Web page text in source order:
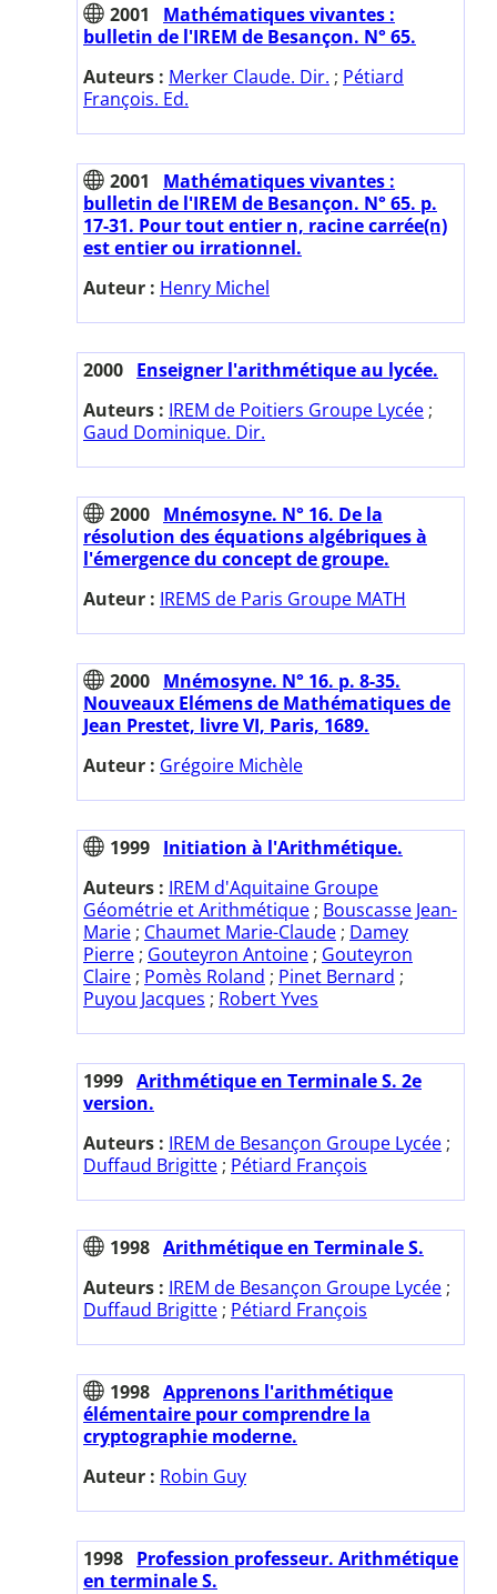
2001
Mathématiques vivantes :
bulletin de l'IREM de Besançon. N° 65.
Auteurs : Merker Claude. Dir. ; Pétiard
François. Ed.
2001
Mathématiques vivantes :
bulletin de l'IREM de Besançon. N° 65. p.
17-31. Pour tout entier n, racine carrée(n)
est entier ou irrationnel.
Auteur : Henry Michel
2000 Enseigner l'arithmétique au lycée.
Auteurs : IREM de Poitiers Groupe Lycée ;
Gaud Dominique. Dir.
2000 Mnémosyne. N° 16. De la
résolution des équations algébriques à
l'émergence du concept de groupe.
Auteur : IREMS de Paris Groupe MATH
2000 Mnémosyne. N° 16. p. 8-35.
Nouveaux Elémens de Mathématiques de
Jean Prestet, livre VI, Paris, 1689.
Auteur : Grégoire Michèle
1999 Initiation à l'Arithmétique.
Auteurs : IREM d'Aquitaine Groupe
Géométrie et Arithmétique ; Bouscasse Jean-
Marie ; Chaumet Marie-Claude ; Damey
Pierre ; Gouteyron Antoine ; Gouteyron
Claire ; Pomès Roland ; Pinet Bernard ;
Puyou Jacques ; Robert Yves
1999 Arithmétique en Terminale S. 2e
version.
Auteurs : IREM de Besançon Groupe Lycée ;
Duffaud Brigitte ; Pétiard François
1998 Arithmétique en Terminale S.
Auteurs : IREM de Besançon Groupe Lycée ;
Duffaud Brigitte ; Pétiard François
1998 Apprenons l'arithmétique
élémentaire pour comprendre la
cryptographie moderne.
Auteur : Robin Guy
1998 Profession professeur. Arithmétique
en terminale S.